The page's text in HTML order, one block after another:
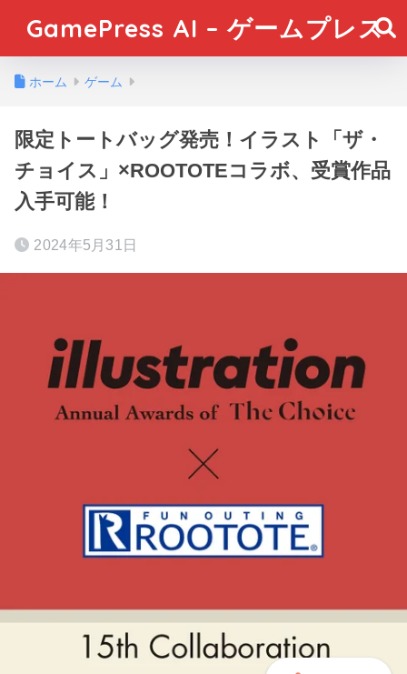
GamePress AI – ゲームプレス
ホーム ゲーム
限定トートバッグ発売！イラスト「ザ・
チョイス」×ROOTOTEコラボ、受賞作品
入手可能！
2024年5月31日